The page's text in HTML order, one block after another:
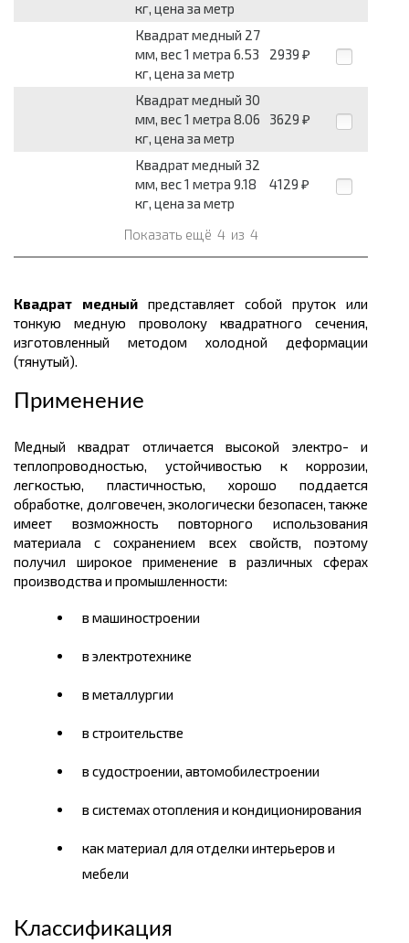
кг, цена за метр
Квадрат медный 27
мм, вес 1 метра 6.53
кг, цена за метр
2939 ₽
Квадрат медный 30
мм, вес 1 метра 8.06
кг, цена за метр
3629 ₽
Квадрат медный 32
мм, вес 1 метра 9.18
кг, цена за метр
4129 ₽
Показать ещё 4 из 4
Квадрат медный представляет собой пруток или
тонкую медную проволоку квадратного сечения,
изготовленный методом холодной деформации
(тянутый).
Применение
Медный квадрат отличается высокой электро- и
теплопроводностью, устойчивостью к коррозии,
легкостью, пластичностью, хорошо поддается
обработке, долговечен, экологически безопасен, также
имеет возможность повторного использования
материала с сохранением всех свойств, поэтому
получил широкое применение в различных сферах
производства и промышленности:
в машиностроении
в электротехнике
в металлургии
в строительстве
в судостроении, автомобилестроении
в системах отопления и кондиционирования
как материал для отделки интерьеров и
мебели
Классификация